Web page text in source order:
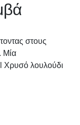
στους
Μία
Χρυσό λουλούδι